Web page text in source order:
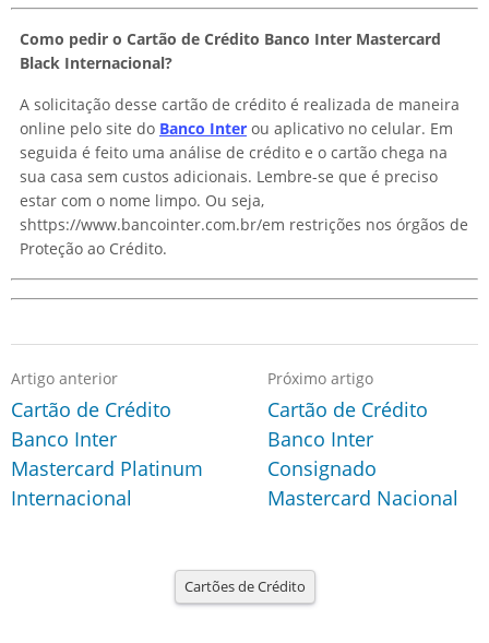
Como pedir o Cartão de Crédito Banco Inter Mastercard
Black Internacional?
A solicitação desse cartão de crédito é realizada de maneira
online pelo site do Banco Inter ou aplicativo no celular. Em
seguida é feito uma análise de crédito e o cartão chega na
sua casa sem custos adicionais. Lembre-se que é preciso
estar com o nome limpo. Ou seja,
shttps://www.bancointer.com.br/em restrições nos órgãos de
Proteção ao Crédito.
Artigo anterior
Cartão de Crédito
Banco Inter
Mastercard Platinum
Internacional
Próximo artigo
Cartão de Crédito
Banco Inter
Consignado
Mastercard Nacional
Cartões de Crédito